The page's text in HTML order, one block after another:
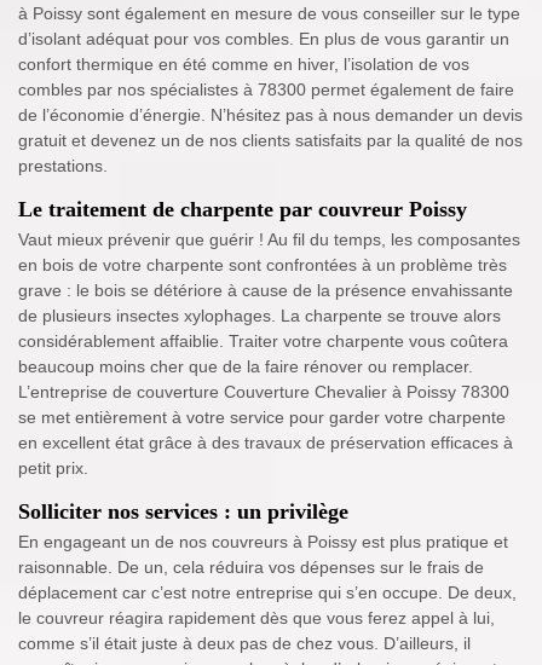
à Poissy sont également en mesure de vous conseiller sur le type
d’isolant adéquat pour vos combles. En plus de vous garantir un
confort thermique en été comme en hiver, l’isolation de vos
combles par nos spécialistes à 78300 permet également de faire
de l’économie d’énergie. N’hésitez pas à nous demander un devis
gratuit et devenez un de nos clients satisfaits par la qualité de nos
prestations.
Le traitement de charpente par couvreur Poissy
Vaut mieux prévenir que guérir ! Au fil du temps, les composantes
en bois de votre charpente sont confrontées à un problème très
grave : le bois se détériore à cause de la présence envahissante
de plusieurs insectes xylophages. La charpente se trouve alors
considérablement affaiblie. Traiter votre charpente vous coûtera
beaucoup moins cher que de la faire rénover ou remplacer.
L’entreprise de couverture Couverture Chevalier à Poissy 78300
se met entièrement à votre service pour garder votre charpente
en excellent état grâce à des travaux de préservation efficaces à
petit prix.
Solliciter nos services : un privilège
En engageant un de nos couvreurs à Poissy est plus pratique et
raisonnable. De un, cela réduira vos dépenses sur le frais de
déplacement car c’est notre entreprise qui s’en occupe. De deux,
le couvreur réagira rapidement dès que vous ferez appel à lui,
comme s’il était juste à deux pas de chez vous. D’ailleurs, il